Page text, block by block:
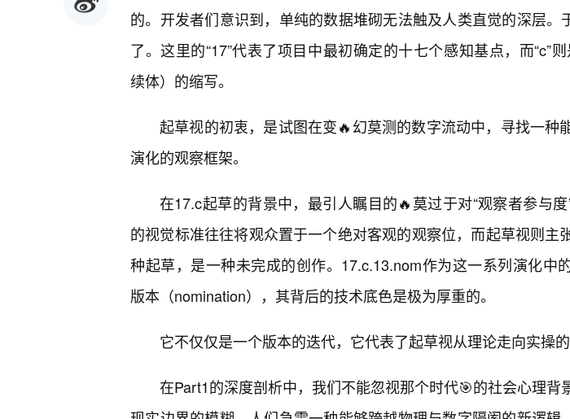
的。开发者们意识到，单纯的数据堆砌无法触及人类直觉的深层。
了。这里的“17”代表了项目中最初确定的十七个感知基点，而“c”则
续体）的缩写。
起草视的初衷，是试图在变🔥幻莫测的数字流动中，寻找一种
演化的观察框架。
在17.c起草的背景中，最引人瞩目的🔥莫过于对“观察者参与
的视觉标准往往将观众置于一个绝对客观的观察位，而起草视则主
种起草，是一种未完成的创作。17.c.13.nom作为这一系列演化中
版本（nomination），其背后的技术底色是极为厚重的。
它不仅仅是一个版本的迭代，它代表了起草视从理论走向实操的
在Part1的深度剖析中，我们不能忽视那个时代🎯的社会心理背